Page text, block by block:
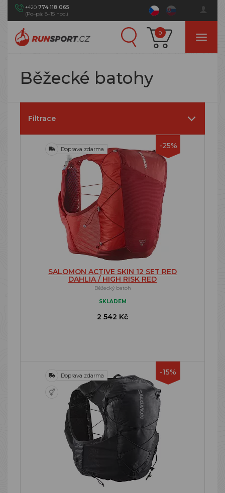
+420 774 118 065
(Po–pá: 8–15 hod.)
0
Běžecké batohy
Filtrace
-25%
Doprava zdarma
SALOMON ACTIVE SKIN 12 SET RED
DAHLIA / HIGH RISK RED
Běžecký batoh
SKLADEM
2 542 Kč
-15%
Doprava zdarma